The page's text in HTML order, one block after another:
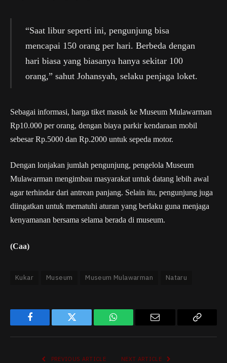
“Saat libur seperti ini, pengunjung bisa
mencapai 150 orang per hari. Berbeda dengan
hari biasa yang biasanya hanya sekitar 100
orang,” sahut Johansyah, selaku penjaga loket.
Sebagai informasi, harga tiket masuk ke Museum Mulawarman
Rp10.000 per orang, dengan biaya parkir kendaraan mobil
sebesar Rp.5000 dan Rp.2000 untuk sepeda motor.
Dengan lonjakan jumlah pengunjung, pengelola Museum
Mulawarman mengimbau masyarakat untuk datang lebih awal
agar terhindar dari antrean panjang. Selain itu, pengunjung juga
diingatkan untuk mematuhi aturan yang berlaku guna menjaga
kenyamanan bersama selama berada di museum.
(Caa)
Kukar Museum Museum Mulawarman Nataru
Facebook Twitter WhatsApp
PREVIOUS ARTICLE NEXT ARTICLE